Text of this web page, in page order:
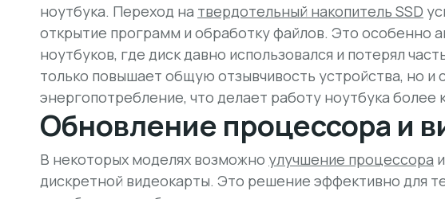
ноутбука. Переход на твердотельный накопитель SSD
открытие программ и обработку файлов. Это особенно
ноутбуков, где диск давно использовался и потерял
только повышает общую отзывчивость устройства, но и
энергопотребление, что делает работу ноутбука более
Обновление процессора и
В некоторых моделях возможно улучшение процессора
дискретной видеокарты. Это решение эффективно для